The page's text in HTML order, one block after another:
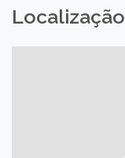
Localização